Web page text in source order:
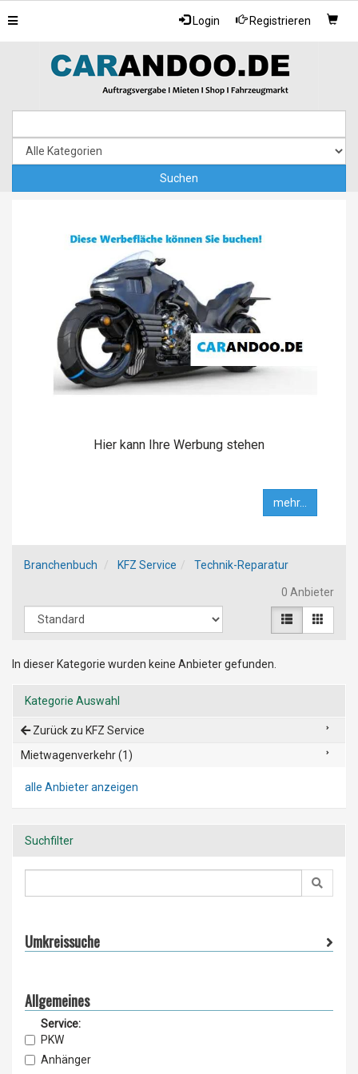
Login Registrieren
Toggle
navigation
Hier kann Ihre Werbung stehen
mehr...
Branchenbuch KFZ Service Technik-Reparatur
0 Anbieter
In dieser Kategorie wurden keine Anbieter gefunden.
Kategorie Auswahl
Zurück zu KFZ Service
Mietwagenverkehr (1)
alle Anbieter anzeigen
Suchfilter
Umkreissuche
Allgemeines
Service:
PKW
Anhänger